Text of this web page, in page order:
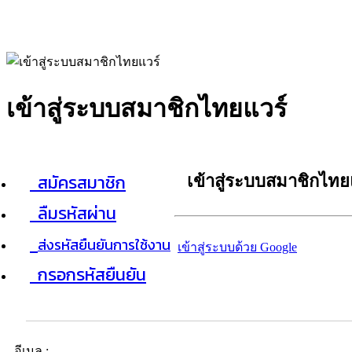
เข้าสู่ระบบสมาชิกไทยแวร์
สมัครสมาชิก
ลืมรหัสผ่าน
ส่งรหัสยืนยันการใช้งาน
กรอกรหัสยืนยัน
เข้าสู่ระบบสมาชิกไท
เข้าสู่ระบบด้วย Google